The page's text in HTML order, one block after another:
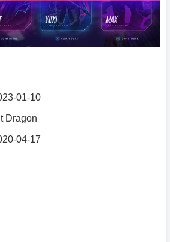
01-10
Dragon
04-17